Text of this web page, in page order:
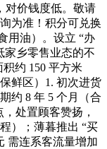
对价钱度低。敬请
为准！积分可兑换
用油）。设立 “办
家乡零售业态的不
约 150 平方米
鲜区）1. 初次进货
约 8 年 5 个月（合
处置顾客赞扬，
）；薄暮推出 “买
需连系客流量增加